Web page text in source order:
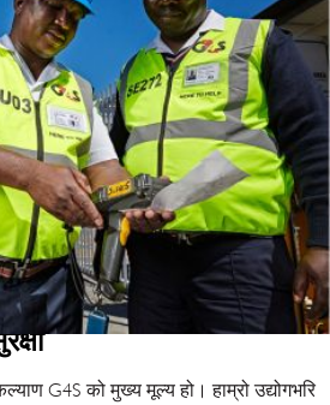
G4S को मुख्य मूल्य हो। हाम्रो उद्योगभरि